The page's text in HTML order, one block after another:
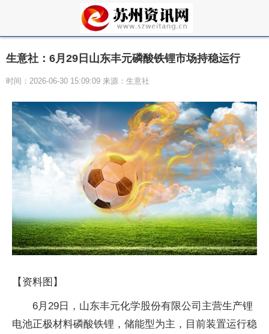
生意社：6月29日山东丰元磷酸铁锂市场持稳运行
时间：2026-06-30 15:09:09 来源：生意社
【资料图】
6月29日，山东丰元化学股份有限公司主营生产锂
电池正极材料磷酸铁锂，储能型为主，目前装置运行稳